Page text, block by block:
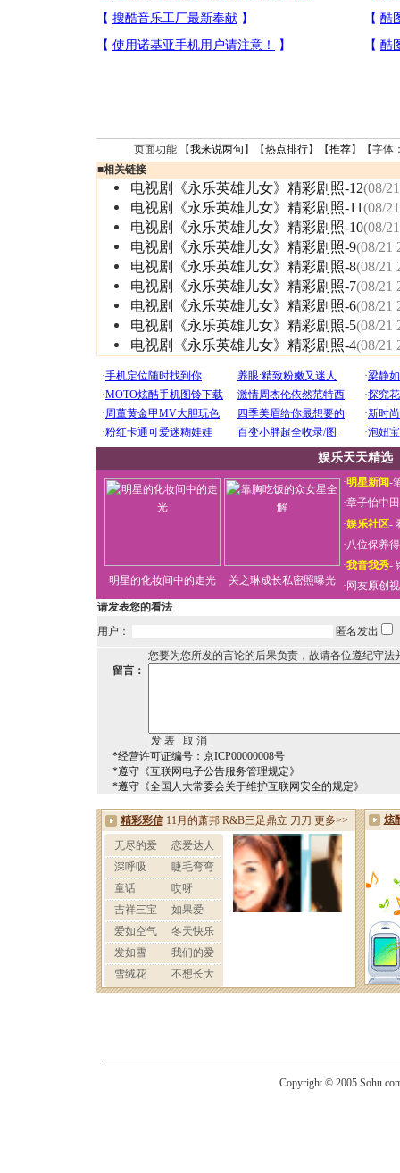
页面功能 【我来说两句 】【热点排行】【推荐】【字体
■相关链接
电视剧《永乐英雄儿女》精彩剧照-12(08/
电视剧《永乐英雄儿女》精彩剧照-11(08/
电视剧《永乐英雄儿女》精彩剧照-10(08/
电视剧《永乐英雄儿女》精彩剧照-9(08/21
电视剧《永乐英雄儿女》精彩剧照-8(08/21
电视剧《永乐英雄儿女》精彩剧照-7(08/21
电视剧《永乐英雄儿女》精彩剧照-6(08/21
电视剧《永乐英雄儿女》精彩剧照-5(08/21
电视剧《永乐英雄儿女》精彩剧照-4(08/21
娱乐天天精选
明星的化妆间中的走光 关之琳成长私密照曝光
·明星新闻-
·章子怡中
·娱乐社区-
·八位保养
·我音我秀-
· 网友原创
请发表您的看法
用户：
匿名发出
您要为您所发的言论的后果负责，故请各位遵纪守法
留言：
*经营许可证编号：京ICP00000008号
*遵守《互联网电子公告服务管理规定》
*遵守《全国人大常委会关于维护互联网安全的规定》
Copyright © 2005